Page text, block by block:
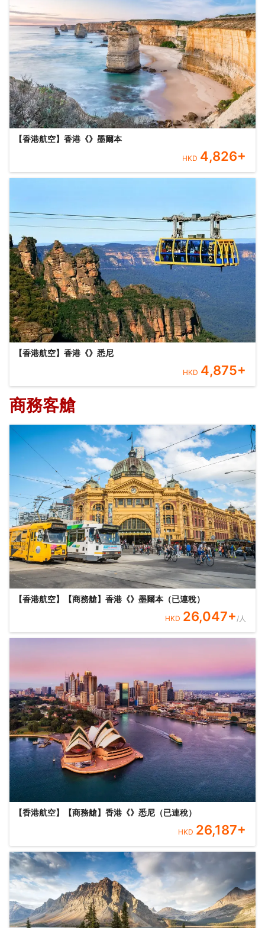
【香港航空】香港《》墨爾本
HKD 4,826+
【香港航空】香港《》悉尼
HKD 4,875+
商務客艙
【香港航空】【商務艙】香港《》墨爾本（已連稅）
HKD 26,047+/人
【香港航空】【商務艙】香港《》悉尼（已連稅）
HKD 26,187+